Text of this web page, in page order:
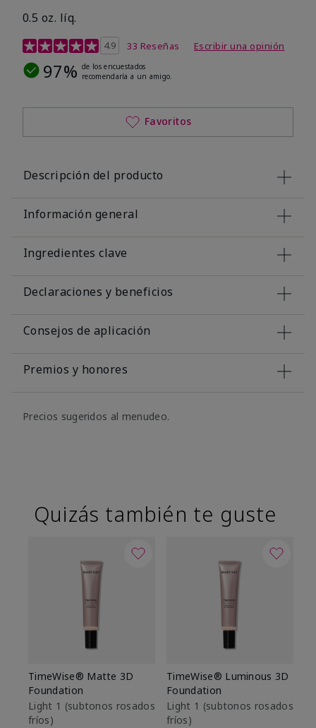
0.5 oz. líq.
Calificación de clientes de 4,9 de 5
4.9 33 Reseñas Escribir una opinión
97% de los encuestados
recomendaría a un amigo.
Favoritos
Descripción del producto
Información general
Ingredientes clave
Declaraciones y beneficios
Consejos de aplicación
Premios y honores
Precios sugeridos al menudeo.
Quizás también te guste
TimeWise® Matte 3D
Foundation
Light 1​ (subtonos rosados
fríos)
TimeWise® Luminous 3D
Foundation
Light 1​ (subtonos rosados
fríos)